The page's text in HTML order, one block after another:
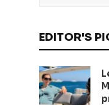
EDITOR'S